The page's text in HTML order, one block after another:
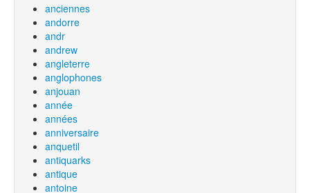
anciennes
andorre
andr
andrew
angleterre
anglophones
anjouan
année
années
anniversaire
anquetil
antiquarks
antique
antoine